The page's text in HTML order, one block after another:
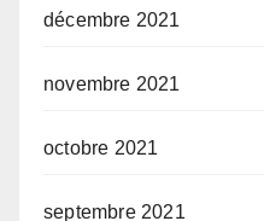
décembre 2021
novembre 2021
octobre 2021
septembre 2021